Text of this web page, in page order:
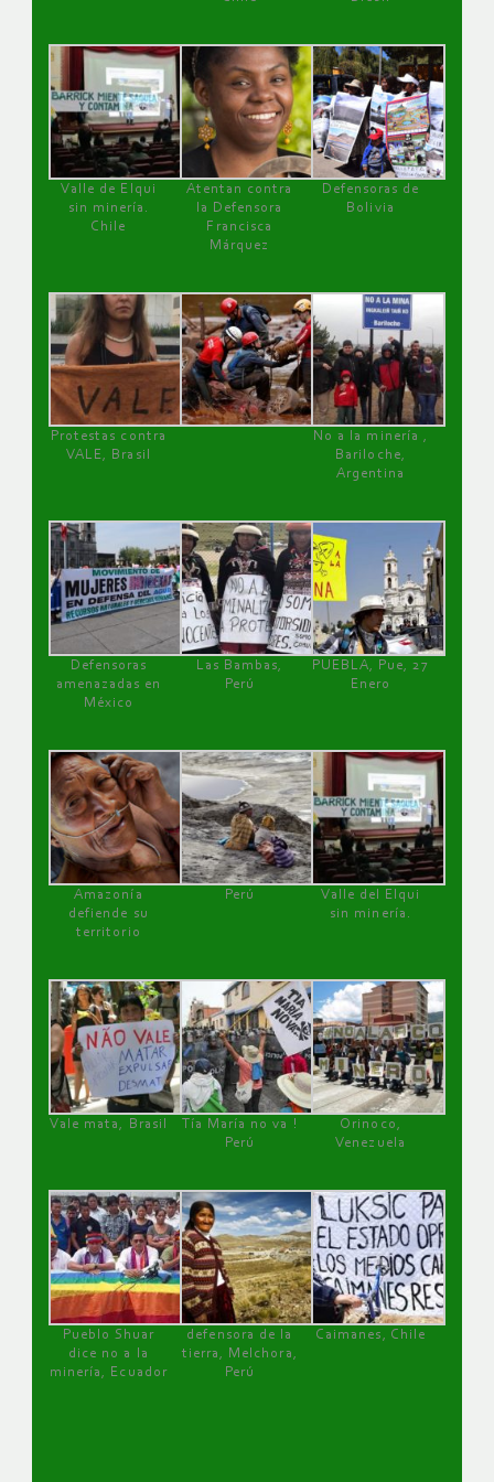
Valle de Elqui
sin minería.
Chile
Atentan contra
la Defensora
Francisca
Márquez
Defensoras de
Bolivia
Protestas contra
VALE, Brasil
No a la minería ,
Bariloche,
Argentina
Defensoras
amenazadas en
México
Las Bambas,
Perú
PUEBLA, Pue, 27
Enero
Amazonía
defiende su
territorio
Perú
Valle del Elqui
sin minería.
Vale mata, Brasil
Tía María no va !
Perú
Orinoco,
Venezuela
Pueblo Shuar
dice no a la
minería, Ecuador
defensora de la
tierra, Melchora,
Perú
Caimanes, Chile